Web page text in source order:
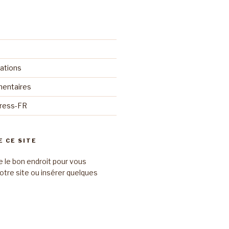
FR
CE SITE
le bon endroit pour vous
site ou insérer quelques